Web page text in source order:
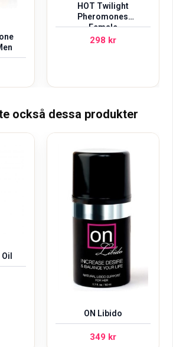
HOT Twilight
Pheromones
Female
298 kr
också dessa produkter
ON Libido
349 kr